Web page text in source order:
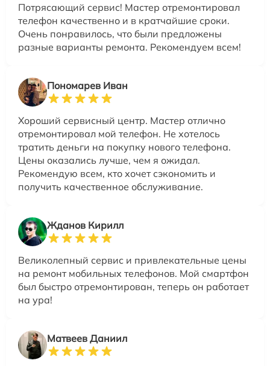
Потрясающий сервис! Мастер отремонтировал
телефон качественно и в кратчайшие сроки.
Очень понравилось, что были предложены
разные варианты ремонта. Рекомендуем всем!
Пономарев Иван
Хороший сервисный центр. Мастер отлично
отремонтировал мой телефон. Не хотелось
тратить деньги на покупку нового телефона.
Цены оказались лучше, чем я ожидал.
Рекомендую всем, кто хочет сэкономить и
получить качественное обслуживание.
Жданов Кирилл
Великолепный сервис и привлекательные цены
на ремонт мобильных телефонов. Мой смартфон
был быстро отремонтирован, теперь он работает
на ура!
Матвеев Даниил